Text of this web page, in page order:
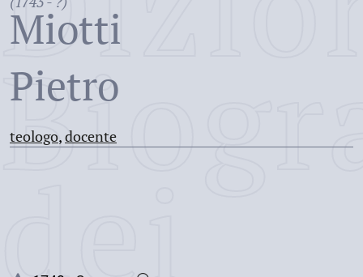
Miotti
Pietro
teologo,docente
dei